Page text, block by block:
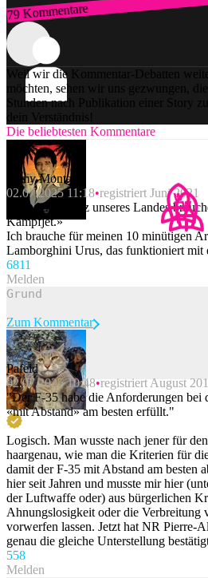
79 Kommentare
Zum Login
Weil wir die Kommentar-Debatten
möchten, sehen wir uns gezwungen,
Stunden nach Publikation einer Story
dein Verständnis!
Die beliebtesten Kommentare
Tomy Montana
02.07.2025 11:18 registriert Juni 2021
«Für den Schutz unseres Landes
Kampfjet.»
Ich brauche für meinen 10 minütigen
Lamborghini Urus, das funktioniert mit
6811
Melden
Beitrag melden
Zum Kommentar
Pafeld
02.07.2025 10:48 registriert August
"Der F-35 habe die Anforderungen bei
«mit Abstand» am besten erfüllt."
Logisch. Man wusste nach jener für
haargenau, wie man die Kriterien für
damit der F-35 mit Abstand am besten
hier seit Jahren und musste mir hier
der Luftwaffe oder) aus bürgerlichen
Ahnungslosigkeit oder die Verbreitung
vorwerfen lassen. Jetzt hat NR Pierre-
genau die gleiche Unterstellung
558
Melden